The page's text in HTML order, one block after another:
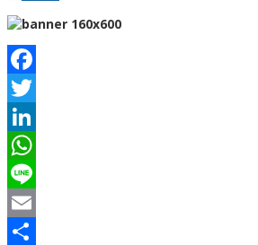
Facebook
Twitter
LinkedIn
WhatsApp
Line
Email